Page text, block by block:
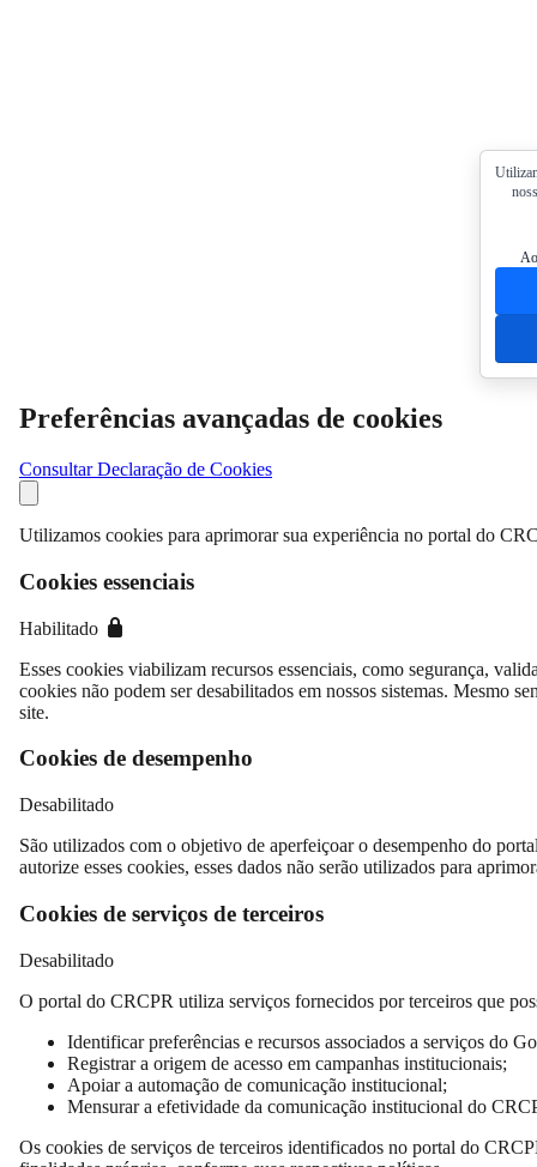
Preferências avançadas de cookies
Consultar Declaração de Cookies
Utilizamos cookies para aprimorar sua experiência no portal do
Cookies essenciais
Habilitado
Esses cookies viabilizam recursos essenciais, como segurança,
cookies não podem ser desabilitados em nossos sistemas. Mesmo
site.
Cookies de desempenho
Desabilitado
São utilizados com o objetivo de aperfeiçoar o desempenho do
autorize esses cookies, esses dados não serão utilizados para
Cookies de serviços de terceiros
Desabilitado
O portal do CRCPR utiliza serviços fornecidos por terceiros que
Identificar preferências e recursos associados a serviços do
Registrar a origem de acesso em campanhas institucionais;
Apoiar a automação de comunicação institucional;
Mensurar a efetividade da comunicação institucional do
Os cookies de serviços de terceiros identificados no portal do